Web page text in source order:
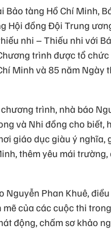
Bảo tàng Hồ Chí Minh,
Hội đồng Đội Trung
nhi – Thiếu nhi với
trình được tổ
Minh và 85 năm
trình, nhà báo
và Nhi đồng cho
giáo dục giàu ý nghĩa,
thêm yêu mái
Nguyễn Phan Khuê,
mẽ của các cuộc thi
động, chấm sơ khảo